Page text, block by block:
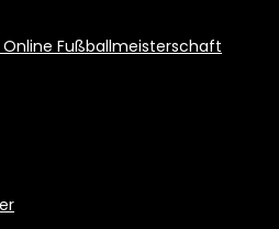
Online Fußballmeisterschaft